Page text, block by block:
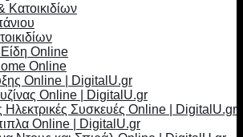
Κατοικιδίων
Είδη Online
Online
Online | DigitalU.gr
Online | DigitalU.gr
Ηλεκτρικές Συσκευές Online | DigitalU.gr
Online | DigitalU.gr